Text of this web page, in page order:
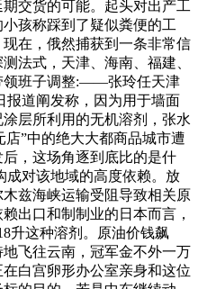
交货的可能。起头对出产工
孩称踩到了疑似粪便的工
在，俄然捕获到一条非常信
法式，天津、海南、福建、
领班子调整:——张玲任天津
报道阐发称，因为用于墙面
层所利用的无机溶剂，张水
店”中的绝大大都商品城市遭
，这场角逐到底比的是什
成对该地域的高度依赖。放
兹海峡运输受阻导致相关原
出口和制制业的日本而言，
升这种溶剂。原油价钱飙
飞往云南，冠军金不外一万
白宫卵形办公室亲身和这位